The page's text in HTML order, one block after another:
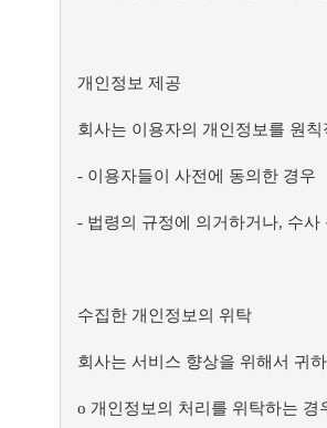
개인정보 제공
회사는 이용자의 개인정보를 원
- 이용자들이 사전에 동의한 경우
- 법령의 규정에 의거하거나, 수
수집한 개인정보의 위탁
회사는 서비스 향상을 위해서 귀
ο 개인정보의 처리를 위탁하는